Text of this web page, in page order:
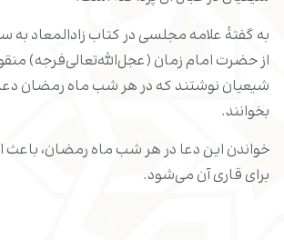
به گفتۀ علامه مجلسی در کتاب زادالمعاد به
از حضرت امام زمان (عجل‌الله‌تعالی‌فرجه)
شیعیان نوشتند که در هر شب ماه رمضان
بخوانند.
خواندن این دعا در هر شب ماه رمضان، باعث
برای قاری آن می‌شود.